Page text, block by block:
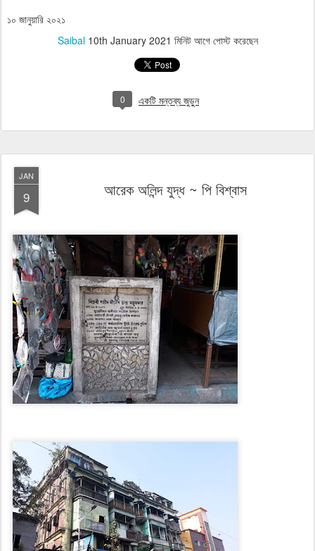
১০ জানুয়ারি ২০২১
Saibal 10th January 2021 মিনিট আগে পোস্ট করেছেন
0 একটি মন্তব্য জুড়ুন
JAN
9 আরেক অলিন্দ যুদ্ধ ~ পি বিশ্বাস